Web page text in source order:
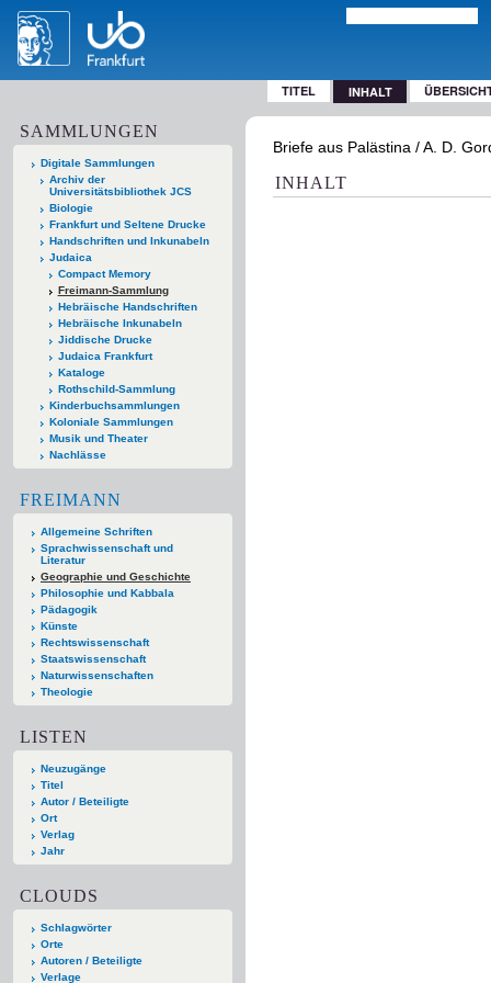
TITEL INHALT
SAMMLUNGEN
Digitale Sammlungen
Archiv der
Universitätsbibliothek JCS
Biologie
Frankfurt und Seltene Drucke
Handschriften und Inkunabeln
Judaica
Compact Memory
Freimann-Sammlung
Hebräische Handschriften
Hebräische Inkunabeln
Jiddische Drucke
Judaica Frankfurt
Kataloge
Rothschild-Sammlung
Kinderbuchsammlungen
Koloniale Sammlungen
Musik und Theater
Nachlässe
FREIMANN
Allgemeine Schriften
Sprachwissenschaft und
Literatur
Geographie und Geschichte
Philosophie und Kabbala
Pädagogik
Künste
Rechtswissenschaft
Staatswissenschaft
Naturwissenschaften
Theologie
LISTEN
Neuzugänge
Titel
Autor / Beteiligte
Ort
Verlag
Jahr
CLOUDS
Schlagwörter
Orte
Autoren / Beteiligte
Verlage
Briefe aus Palästina / A. D.
INHALT